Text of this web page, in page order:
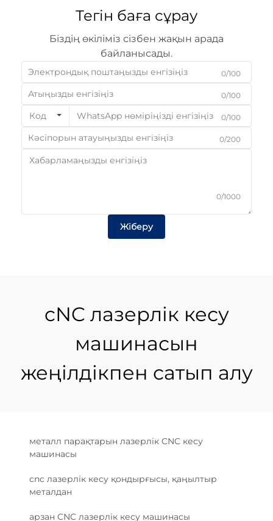
Тегін баға сұрау
Біздің өкіліміз сізбен жақын арада
байланысады.
0/100
0/100
Код 0/100
0/200
0/1000
Жіберу
cNC лазерлік кесу
машинасын
жеңілдікпен сатып алу
металл парақтарын лазерлік CNC кесу
машинасы
cnc лазерлік кесу қондырғысы, қаңылтыр
металдан
арзан CNC лазерлік кесу машинасы